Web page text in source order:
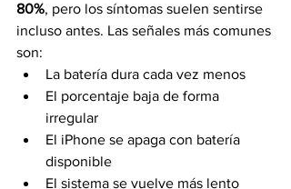
80%, pero los síntomas suelen sentirse
incluso antes. Las señales más comunes
son:
La batería dura cada vez menos
El porcentaje baja de forma
irregular
El iPhone se apaga con batería
disponible
El sistema se vuelve más lento